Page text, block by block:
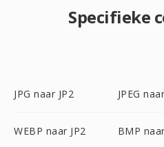
Specifieke
JPG naar JP2 JPEG
WEBP naar JP2 BMP